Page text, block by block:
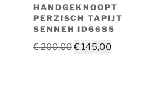
HANDGEKNOOPT
PERZISCH TAPIJT
SENNEH ID6685
€200,00Oorspronkelijke
€145,00Huidige